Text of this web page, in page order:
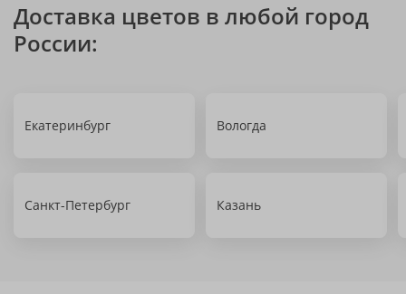
Доставка цветов в любой город
России:
Екатеринбург Вологда
Санкт-Петербург Казань